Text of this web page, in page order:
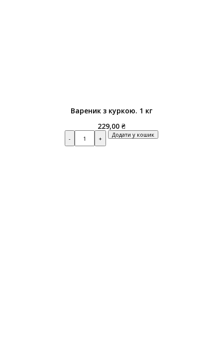
Вареник з куркою. 1 кг
229,00 ₴
Quantity Додати у кошик